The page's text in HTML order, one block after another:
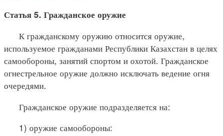
Статья 5. Гражданское оружие
К гражданскому оружию относится оружие,
используемое гражданами Республики Казахстан в целях
самообороны, занятий спортом и охотой. Гражданское
огнестрельное оружие должно исключать ведение огня
очередями.
Гражданское оружие подразделяется на:
1) оружие самообороны: